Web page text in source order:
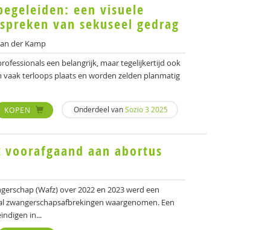
een visuele
van sekuseel gedrag
der Kamp
een belangrijk, maar tegelijkertijd ook
terloops plaats en worden zelden planmatig
KOPEN Onderdeel vanSozio 3 2025
aan abortus
(Wafz) over 2022 en 2023 werd een
waargenomen. Een
in...